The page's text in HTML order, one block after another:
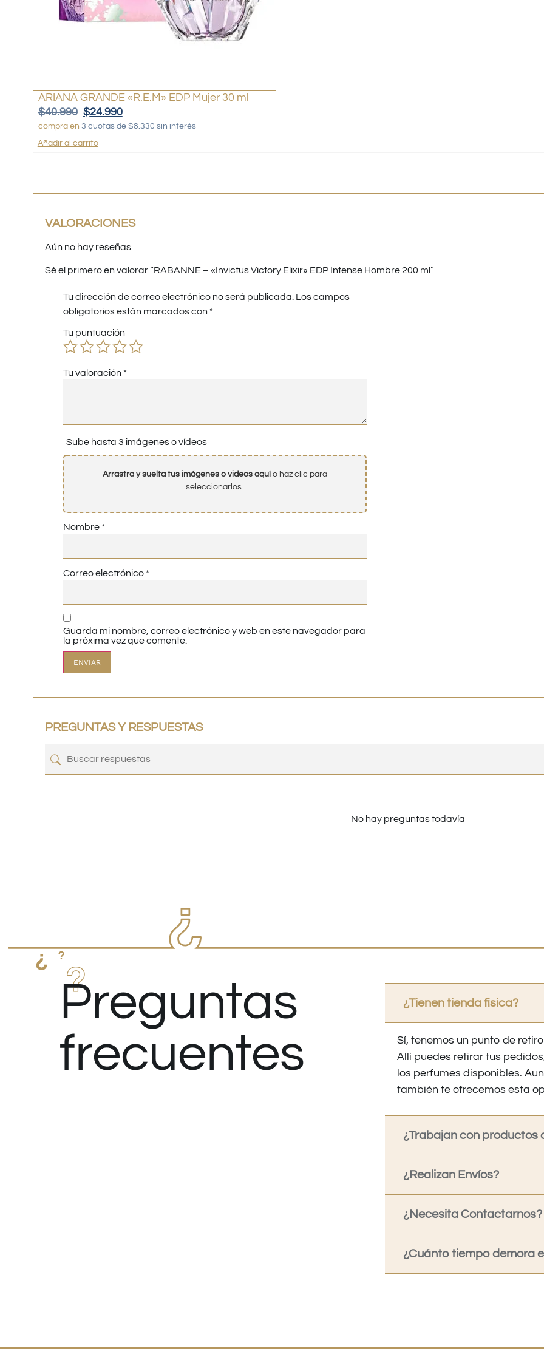
ARIANA GRANDE «R.E.M» EDP Mujer 30 ml
$40.990 $24.990
compra en 3 cuotas de $8.330 sin interés
Añadir al carrito
VALORACIONES
Aún no hay reseñas
Sé el primero en valorar “RABANNE – «Invictus Victory Elixir» EDP Intense Hombre 200 ml”
Tu dirección de correo electrónico no será publicada. Los campos
obligatorios están marcados con *
Tu puntuación
Tu valoración *
Sube hasta 3 imágenes o vídeos
Arrastra y suelta tus imágenes o videos aquío haz clic para
seleccionarlos.
Nombre *
Correo electrónico *
Guarda mi nombre, correo electrónico y web en este navegador para
la próxima vez que comente.
PREGUNTAS Y RESPUESTAS
No hay preguntas todavía
Preguntas
frecuentes
¿Tienen tienda fisica?
Sí, tenemos un punto de
Allí puedes retirar tus
los perfumes disponibles.
también te ofrecemos esta
¿Trabajan con productos
¿Realizan Envíos?
¿Necesita Contactarnos?
¿Cuánto tiempo demora